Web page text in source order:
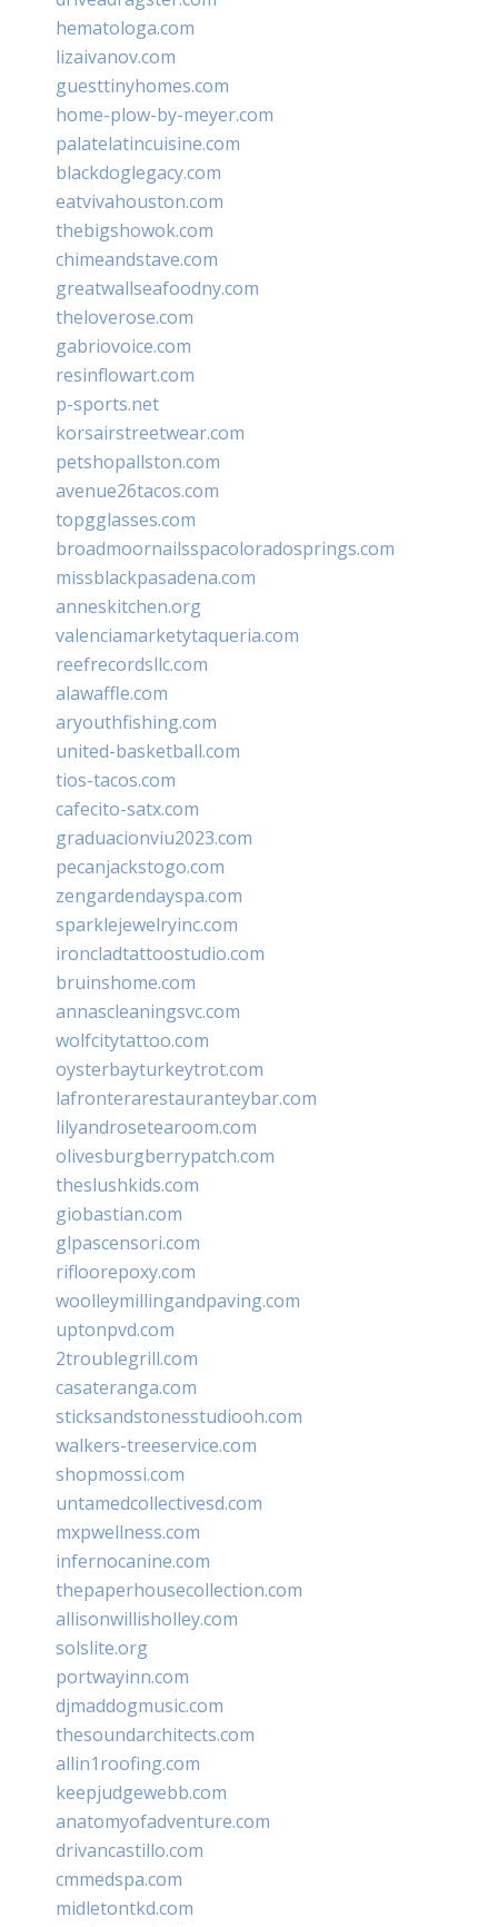
hematologa.com
lizaivanov.com
guesttinyhomes.com
home-plow-by-meyer.com
palatelatincuisine.com
blackdoglegacy.com
eatvivahouston.com
thebigshowok.com
chimeandstave.com
greatwallseafoodny.com
theloverose.com
gabriovoice.com
resinflowart.com
p-sports.net
korsairstreetwear.com
petshopallston.com
avenue26tacos.com
topgglasses.com
broadmoornailsspacoloradosprings.com
missblackpasadena.com
anneskitchen.org
valenciamarketytaqueria.com
reefrecordsllc.com
alawaffle.com
aryouthfishing.com
united-basketball.com
tios-tacos.com
cafecito-satx.com
graduacionviu2023.com
pecanjackstogo.com
zengardendayspa.com
sparklejewelryinc.com
ironcladtattoostudio.com
bruinshome.com
annascleaningsvc.com
wolfcitytattoo.com
oysterbayturkeytrot.com
lafronterarestauranteybar.com
lilyandrosetearoom.com
olivesburgberrypatch.com
theslushkids.com
giobastian.com
glpascensori.com
rifloorepoxy.com
woolleymillingandpaving.com
uptonpvd.com
2troublegrill.com
casateranga.com
sticksandstonesstudiooh.com
walkers-treeservice.com
shopmossi.com
untamedcollectivesd.com
mxpwellness.com
infernocanine.com
thepaperhousecollection.com
allisonwillisholley.com
solslite.org
portwayinn.com
djmaddogmusic.com
thesoundarchitects.com
allin1roofing.com
keepjudgewebb.com
anatomyofadventure.com
drivancastillo.com
cmmedspa.com
midletontkd.com